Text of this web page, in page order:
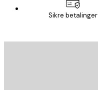
Sikre betalinger